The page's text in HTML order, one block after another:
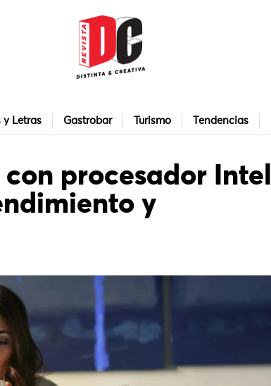
y Letras Gastrobar Turismo Tendencias
procesador Intel
y